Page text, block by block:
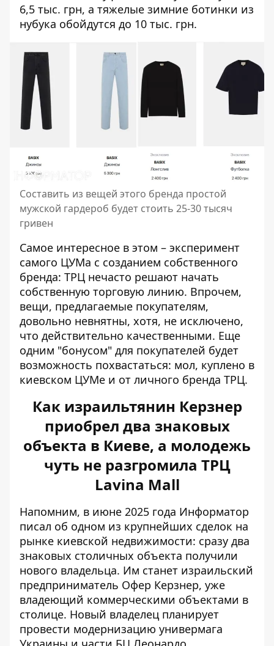
6,5 тыс. грн, а тяжелые зимние ботинки из
нубука обойдутся до 10 тыс. грн.
Составить из вещей этого бренда простой
мужской гардероб будет стоить 25-30 тысяч
гривен
Самое интересное в этом – эксперимент
самого ЦУМа с созданием собственного
бренда: ТРЦ нечасто решают начать
собственную торговую линию. Впрочем,
вещи, предлагаемые покупателям,
довольно невнятны, хотя, не исключено,
что действительно качественными. Еще
одним "бонусом" для покупателей будет
возможность похвастаться: мол, куплено в
киевском ЦУМе и от личного бренда ТРЦ.
Как израильтянин Керзнер
приобрел два знаковых
объекта в Киеве, а молодежь
чуть не разгромила ТРЦ
Lavina Mall
Напомним, в июне 2025 года Информатор
писал об одном из крупнейших сделок на
рынке киевской недвижимости: сразу два
знаковых столичных объекта получили
нового владельца. Им станет израильский
предприниматель Офер Керзнер, уже
владеющий коммерческими объектами в
столице. Новый владелец планирует
провести модернизацию универмага